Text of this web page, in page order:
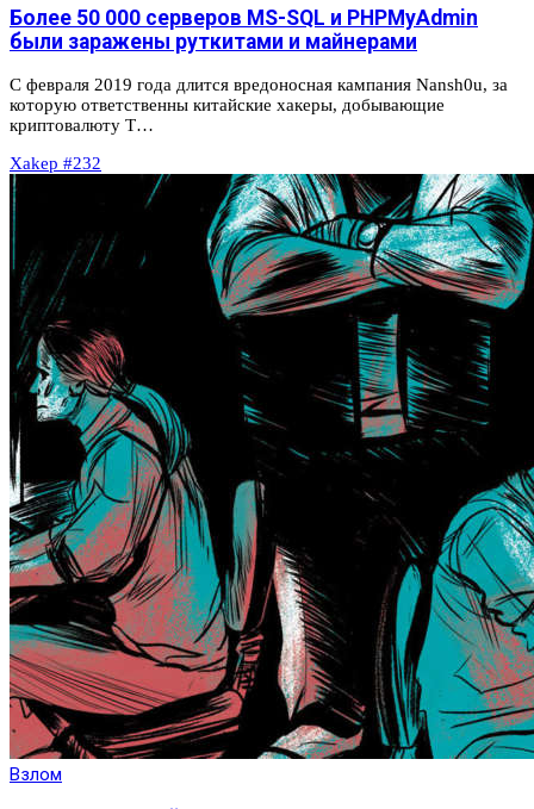
Более 50 000 серверов MS-SQL и PHPMyAdmin
были заражены руткитами и майнерами
С февраля 2019 года длится вредоносная кампания Nansh0u, за
которую ответственны китайские хакеры, добывающие
криптовалюту T…
Xakep #232
Взлом